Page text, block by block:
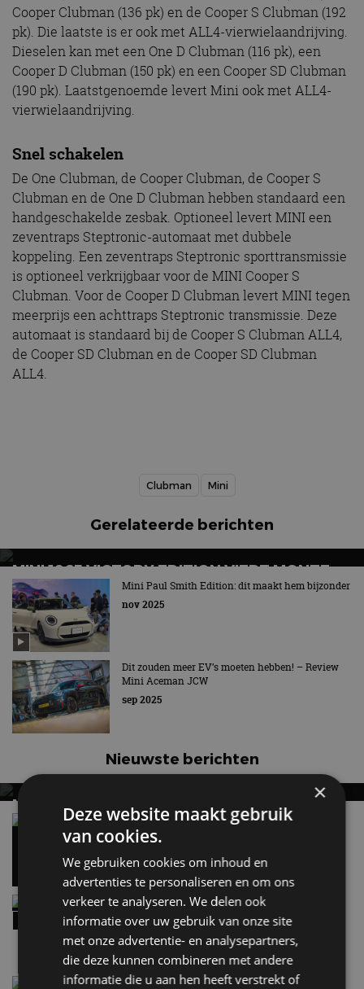
Cooper Clubman (136 pk) en de Cooper S Clubman (192
pk). Die laatste is er ook met ALL4-vierwielaandrijving.
Dieselen kan met een One D Clubman (116 pk), een
Cooper D Clubman (150 pk) en een Cooper SD Clubman
(190 pk). Laatstgenoemde levert Mini ook met ALL4-
vierwielaandrijving.
Snel schakelen
De One Clubman, de Cooper Clubman, de Cooper S
Clubman en de One D Clubman hebben standaard een
handgeschakelde zesbak. Optioneel levert MINI een
zeventraps Steptronic-automaat met dubbele
koppeling. Een zeventraps Steptronic sporttransmissie
is optioneel verkrijgbaar voor de MINI Cooper S
Clubman. Voor de Cooper D Clubman levert MINI tegen
meerprijs een achttraps Steptronic transmissie. Deze
automaat is standaard bij de Cooper S Clubman ALL4,
de Cooper SD Clubman en de Cooper SD Clubman
ALL4.
Clubman Mini
Gerelateerde berichten
MINI 1965 VICTORY EDITION VIERT MONTE
CARLO-FEESTJE
Misschien wel een jaartje te laat...
Mini Paul Smith Edition: dit maakt hem bijzonder
nov 2025
Dit zouden meer EV’s moeten hebben! – Review
Mini Aceman JCW
sep 2025
Nieuwste berichten
MET KORTING NAAR EV EXPERIENCE 2026?
AUTORAI REGELT HET!
EV Experience 2026 van 24 tot 26 september
Vergelijking: BMW iX3 vs Volvo EX60 – Welke
moet je hebben?
Review – Kia Niro Hybrid (2026), nog wel
9:02
Street-art verklapt design nieuwe Smart #2
×
Deze website maakt gebruik
van cookies.
We gebruiken cookies om inhoud en
advertenties te personaliseren en om ons
verkeer te analyseren. We delen ook
informatie over uw gebruik van onze site
met onze advertentie- en analysepartners,
die deze kunnen combineren met andere
informatie die u aan hen heeft verstrekt of